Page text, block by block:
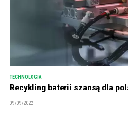
TECHNOLOGIA
Recykling baterii szansą dla
09/09/2022